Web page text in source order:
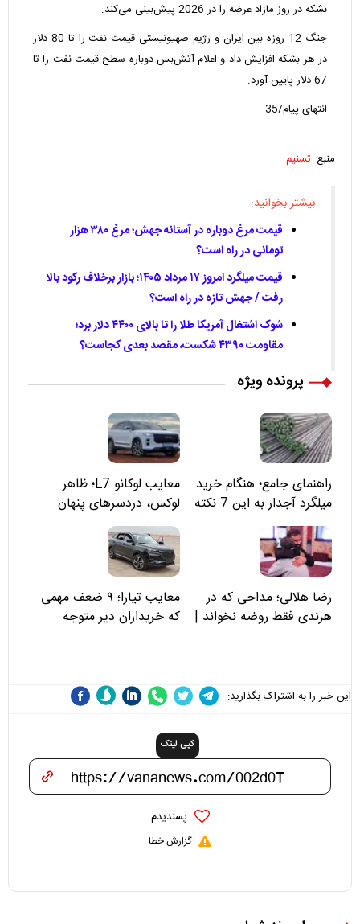
بشکه در روز مازاد عرضه را در 2026 پیش‌بینی می‌کند.
جنگ 12 روزه بین ایران و رژیم صهیونیستی قیمت نفت را تا 80 دلار
در هر بشکه افزایش داد و اعلام آتش‌بس دوباره سطح قیمت نفت را تا
67 دلار پایین آورد.
انتهای پیام/35
منبع: تسنیم
بیشتر بخوانید:
قیمت مرغ دوباره در آستانه جهش؛ مرغ ۳۸۰ هزار
تومانی در راه است؟
قیمت میلگرد امروز ۱۷ مرداد ۱۴۰۵؛ بازار برخلاف رکود بالا
رفت / جهش تازه در راه است؟
شوک اشتغال آمریکا طلا را تا بالای ۴۴۰۰ دلار برد؛
مقاومت ۴۳۹۰ شکست، مقصد بعدی کجاست؟
پرونده ویژه
راهنمای جامع؛ هنگام خرید
میلگرد آجدار به این 7 نکته
توجه کنید
معایب لوکانو L7؛ ظاهر
لوکس، دردسرهای پنهان
رضا هلالی؛ مداحی که در
هرندی فقط روضه نخواند |
معایب تیارا؛ ۹ ضعف مهمی
که خریداران دیر متوجه
این خبر را به اشتراک بگذارید:
کپی لینک
پسندیدم
گزارش خطا